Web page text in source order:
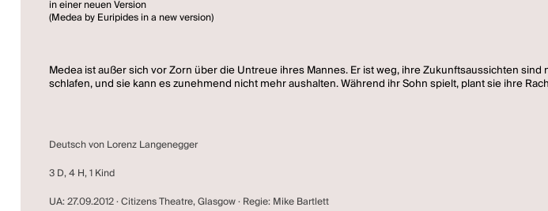
in einer neuen Version
(Medea by Euripides in a new version)
Medea ist außer sich vor Zorn über die Untreue ihres Mannes. Er ist weg, ihre Zukunftsaussichten
schlafen, und sie kann es zunehmend nicht mehr aushalten. Während ihr Sohn spielt, plant sie ihre
Deutsch von Lorenz Langenegger
3 D, 4 H, 1 Kind
UA: 27.09.2012 · Citizens Theatre, Glasgow · Regie: Mike Bartlett